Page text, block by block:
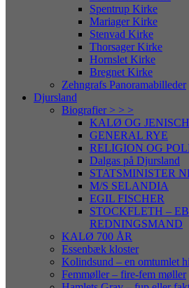
Spentrup Kirke
Mariager Kirke
Stenvad Kirke
Thorsager Kirke
Hornslet Kirke
Bregnet Kirke
Zehngrafs Panoramabilleder
Djursland
Biografier > > >
KALØ OG
GENERAL RYE
RELIGION OG
Dalgas på Djursland
STATSMINISTER
M/S SELANDIA
EGIL FISCHER
STOCKFLETH –
REDNINGSMAND
KALØ 700 ÅR
Essenbæk kloster
Kolindsund – en omtumlet
Femmøller – fire-fem møller